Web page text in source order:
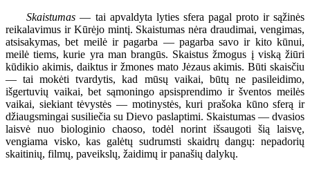
Skaistumas — tai apvaldyta lyties sfera pagal proto ir sąžinės
reikalavimus ir Kūrėjo mintį. Skaistumas nėra draudimai, vengimas,
atsisakymas, bet meilė ir pagarba — pagarba savo ir kito kūnui,
meilė tiems, kurie yra man brangūs. Skaistus žmogus į viską žiūri
kūdikio akimis, daiktus ir žmones mato Jėzaus akimis. Būti skaisčiu
— tai mokėti tvardytis, kad mūsų vaikai, būtų ne pasileidimo,
išgertuvių vaikai, bet sąmoningo apsisprendimo ir šventos meilės
vaikai, siekiant tėvystės — motinystės, kuri prašoka kūno sferą ir
džiaugsmingai susiliečia su Dievo paslaptimi. Skaistumas — dvasios
laisvė nuo biologinio chaoso, todėl norint išsaugoti šią laisvę,
vengiama visko, kas galėtų sudrumsti skaidrų dangų: nepadorių
skaitinių, filmų, paveikslų, žaidimų ir panašių dalykų.